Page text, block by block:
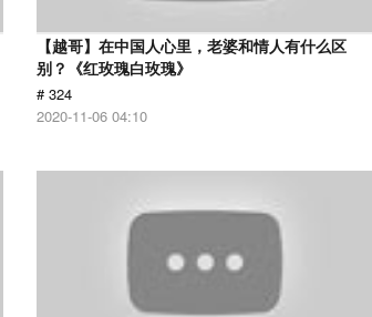
【越哥】在中国人心里，老婆和情人有什么区
别？《红玫瑰白玫瑰》
# 324
2020-11-06 04:10